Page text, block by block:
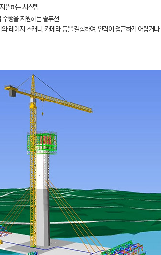
원하는 시스템
행을 지원하는 솔루션
레이저 스캐너, 카메라 등을 결합하여, 인력이 접근하기 어렵거